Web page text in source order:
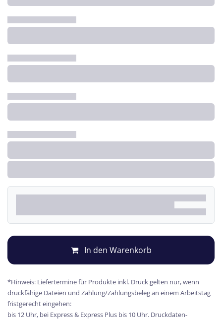
In den Warenkorb
*Hinweis: Liefertermine für Produkte inkl. Druck gelten nur, wenn
druckfähige Dateien und Zahlung/Zahlungsbeleg an einem Arbeitstag
fristgerecht eingehen:
bis 12 Uhr, bei Express & Express Plus bis 10 Uhr. Druckdaten-